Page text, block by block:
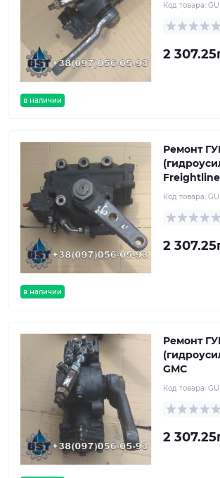
в наличии
Код товара:
2
в наличии
Ремонт
Код товара:
2
Ремонт
GMC
Код товара:
2